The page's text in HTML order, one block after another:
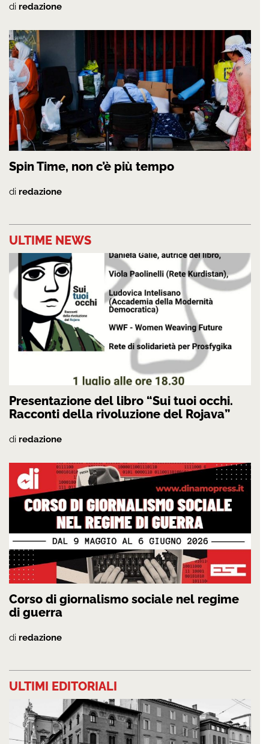
di redazione
Spin Time, non c’è più tempo
di redazione
ULTIME NEWS
Presentazione del libro “Sui tuoi occhi.
Racconti della rivoluzione del Rojava”
di redazione
Corso di giornalismo sociale nel regime
di guerra
di redazione
ULTIMI EDITORIALI